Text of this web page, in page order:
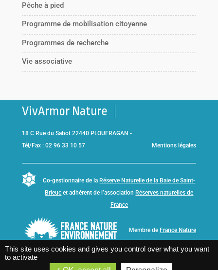
Pêche à pied
Programme de mobilisation citoyenne
Programmes de recherche
Vie associative
VivArmor Nature
18 C Rue du Sabot 22440 PLOUFRAGAN -
Tél/Fax : 02 96 33 10 57
Mentions légales
Co-gestionnaire de la Réserve Naturelle de la Baie de Saint-
Brieuc et adhérent de l’association Réserves naturelles de
France
Membre de France Nature
This site uses cookies and gives you control over what you want
to activate